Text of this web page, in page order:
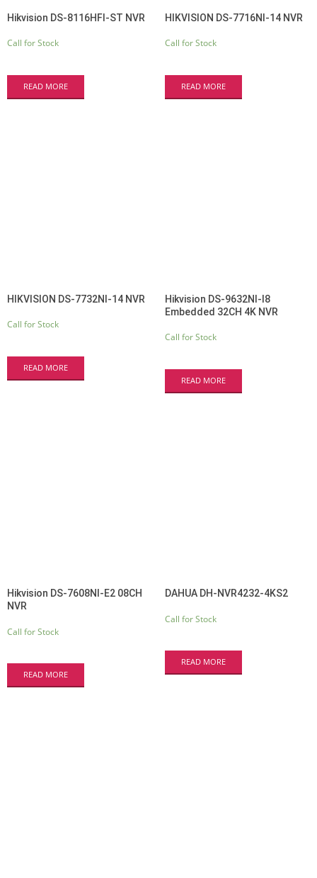
Hikvision DS-8116HFI-ST NVR
Call for Stock
READ MORE
HIKVISION DS-7716NI-14 NVR
Call for Stock
READ MORE
HIKVISION DS-7732NI-14 NVR
Call for Stock
READ MORE
Hikvision DS-9632NI-I8
Embedded 32CH 4K NVR
Call for Stock
READ MORE
Hikvision DS-7608NI-E2 08CH
NVR
Call for Stock
READ MORE
DAHUA DH-NVR4232-4KS2
Call for Stock
READ MORE